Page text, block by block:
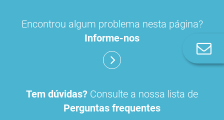
Encontrou algum problema nesta página?
Informe-nos
Tem dúvidas? Consulte a nossa lista de
Perguntas frequentes